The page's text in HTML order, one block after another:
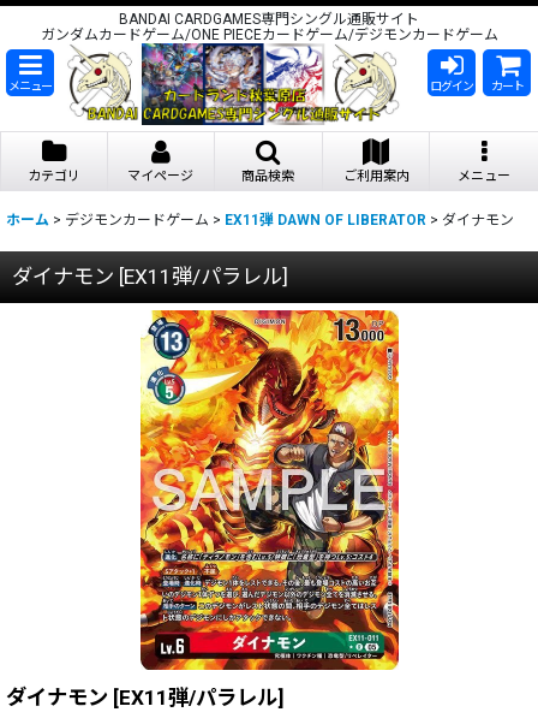
BANDAI CARDGAMES専門シングル通販サイト
ガンダムカードゲーム/ONE PIECEカードゲーム/デジモンカードゲーム
メニュー ログイン カート
カテゴリ マイページ 商品検索 ご利用案内 メニュー
ホーム > デジモンカードゲーム > EX11弾 DAWN OF LIBERATOR > ダイナモン
ダイナモン [EX11弾/パラレル]
ダイナモン [EX11弾/パラレル]